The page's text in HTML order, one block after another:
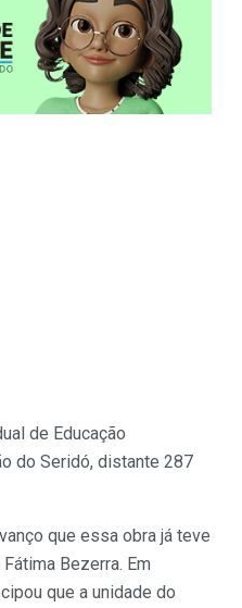
de Educação
do Seridó, distante 287
que essa obra já teve
Bezerra. Em
que a unidade do